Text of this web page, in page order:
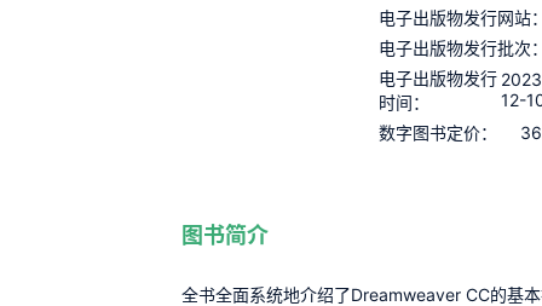
电子出版物发行网站
电子出版物发行批次
电子出版物发行
时间：
12-
数字图书定价：
图书简介
全书全面系统地介绍了Dreamweaver CC的基